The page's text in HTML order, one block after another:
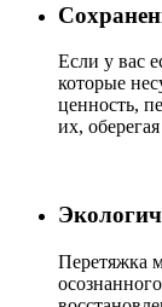
Если у вас
которые
ценность,
их,
Перетяжка